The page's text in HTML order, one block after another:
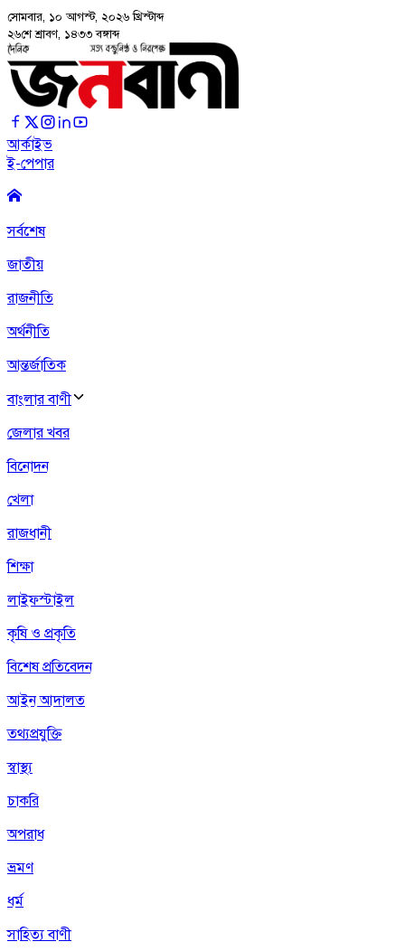
সোমবার, ১০ আগস্ট, ২০২৬ খ্রিস্টাব্দ
২৬শে শ্রাবণ, ১৪৩৩ বঙ্গাব্দ
আর্কাইভ
ই-পেপার
সর্বশেষ
জাতীয়
রাজনীতি
অর্থনীতি
আন্তর্জাতিক
বাংলার বাণী
জেলার খবর
বিনোদন
খেলা
রাজধানী
শিক্ষা
লাইফস্টাইল
কৃষি ও প্রকৃতি
বিশেষ প্রতিবেদন
আইন আদালত
তথ্যপ্রযুক্তি
স্বাস্থ্য
চাকরি
অপরাধ
ভ্রমণ
ধর্ম
সাহিত্য বাণী